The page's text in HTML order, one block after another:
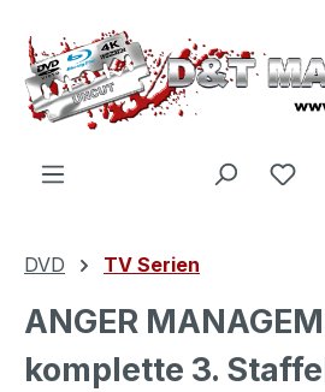
Zum Hauptinhalt springen
DVD TV Serien
ANGER
komplette 3.